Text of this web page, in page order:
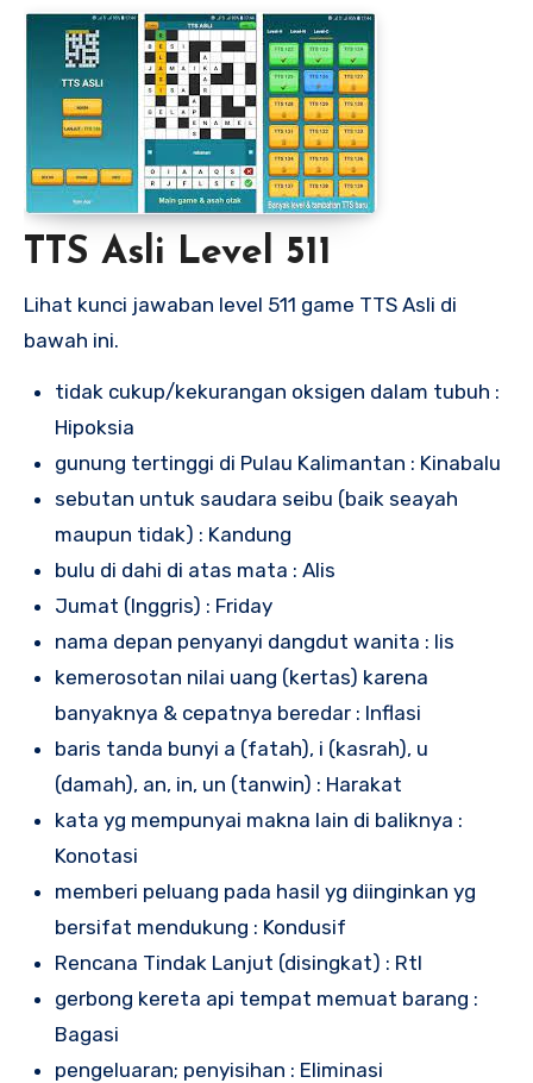
TTS Asli Level 511
Lihat kunci jawaban level 511 game TTS Asli di
bawah ini.
tidak cukup/kekurangan oksigen dalam tubuh :
Hipoksia
gunung tertinggi di Pulau Kalimantan : Kinabalu
sebutan untuk saudara seibu (baik seayah
maupun tidak) : Kandung
bulu di dahi di atas mata : Alis
Jumat (Inggris) : Friday
nama depan penyanyi dangdut wanita : Iis
kemerosotan nilai uang (kertas) karena
banyaknya & cepatnya beredar : Inflasi
baris tanda bunyi a (fatah), i (kasrah), u
(damah), an, in, un (tanwin) : Harakat
kata yg mempunyai makna lain di baliknya :
Konotasi
memberi peluang pada hasil yg diinginkan yg
bersifat mendukung : Kondusif
Rencana Tindak Lanjut (disingkat) : Rtl
gerbong kereta api tempat memuat barang :
Bagasi
pengeluaran; penyisihan : Eliminasi